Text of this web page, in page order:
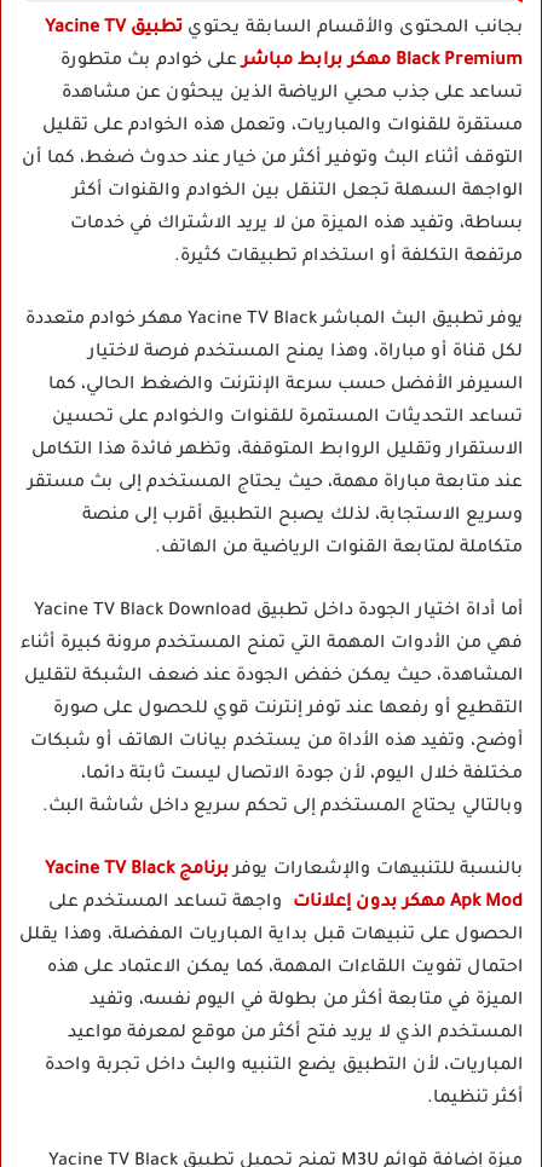
بجانب المحتوى والأقسام السابقة يحتوي
تطبيق Yacine TV
Black Premium مهكر برابط مباشر
على خوادم بث متطورة
تساعد على جذب محبي الرياضة الذين يبحثون عن مشاهدة
مستقرة للقنوات والمباريات، وتعمل هذه الخوادم على تقليل
التوقف أثناء البث وتوفير أكثر من خيار عند حدوث ضغط، كما أن
الواجهة السهلة تجعل التنقل بين الخوادم والقنوات أكثر
بساطة، وتفيد هذه الميزة من لا يريد الاشتراك في خدمات
مرتفعة التكلفة أو استخدام تطبيقات كثيرة.
يوفر تطبيق البث المباشر Yacine TV Black مهكر خوادم متعددة
لكل قناة أو مباراة، وهذا يمنح المستخدم فرصة لاختيار
السيرفر الأفضل حسب سرعة الإنترنت والضغط الحالي، كما
تساعد التحديثات المستمرة للقنوات والخوادم على تحسين
الاستقرار وتقليل الروابط المتوقفة، وتظهر فائدة هذا التكامل
عند متابعة مباراة مهمة، حيث يحتاج المستخدم إلى بث مستقر
وسريع الاستجابة، لذلك يصبح التطبيق أقرب إلى منصة
متكاملة لمتابعة القنوات الرياضية من الهاتف.
أما أداة اختيار الجودة داخل تطبيق Yacine TV Black Download
فهي من الأدوات المهمة التي تمنح المستخدم مرونة كبيرة أثناء
المشاهدة، حيث يمكن خفض الجودة عند ضعف الشبكة لتقليل
التقطيع أو رفعها عند توفر إنترنت قوي للحصول على صورة
أوضح، وتفيد هذه الأداة من يستخدم بيانات الهاتف أو شبكات
مختلفة خلال اليوم، لأن جودة الاتصال ليست ثابتة دائما،
وبالتالي يحتاج المستخدم إلى تحكم سريع داخل شاشة البث.
بالنسبة للتنبيهات والإشعارات يوفر
برنامج Yacine TV Black
Apk Mod مهكر بدون إعلانات
واجهة تساعد المستخدم على
الحصول على تنبيهات قبل بداية المباريات المفضلة، وهذا يقلل
احتمال تفويت اللقاءات المهمة، كما يمكن الاعتماد على هذه
الميزة في متابعة أكثر من بطولة في اليوم نفسه، وتفيد
المستخدم الذي لا يريد فتح أكثر من موقع لمعرفة مواعيد
المباريات، لأن التطبيق يضع التنبيه والبث داخل تجربة واحدة
أكثر تنظيما.
ميزة إضافة قوائم M3U تمنح تحميل تطبيق Yacine TV Black